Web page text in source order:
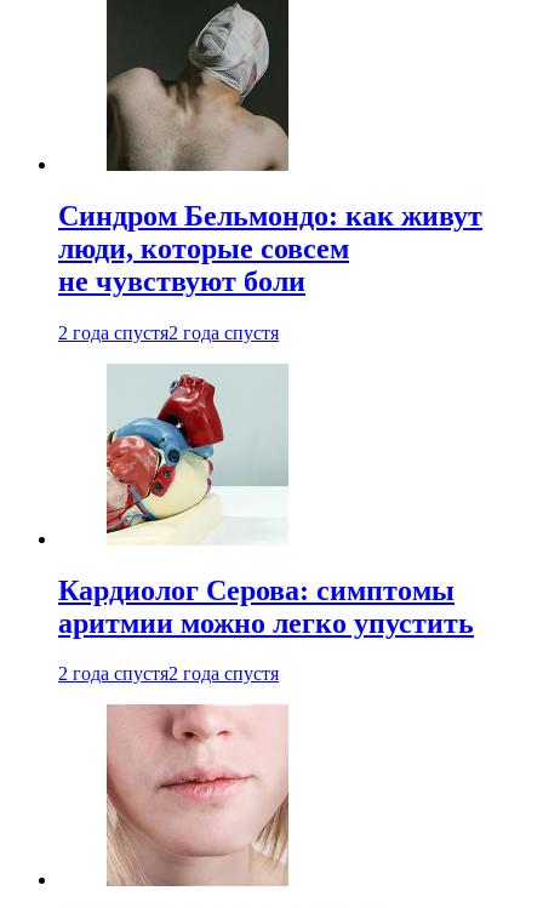
Синдром Бельмондо: как живут
люди, которые совсем
не чувствуют боли
2 года спустя2 года спустя
Кардиолог Серова: симптомы
аритмии можно легко упустить
2 года спустя2 года спустя